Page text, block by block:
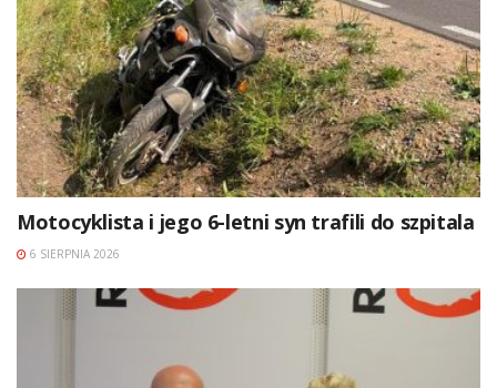
Motocyklista i jego 6-letni syn trafili do szpitala
6 SIERPNIA 2026